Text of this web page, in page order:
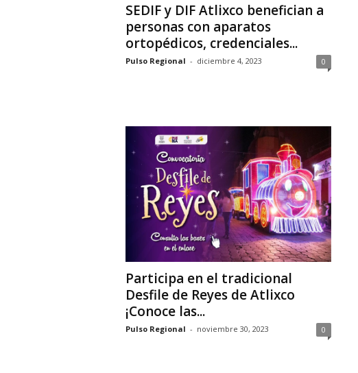
SEDIF y DIF Atlixco benefician a
personas con aparatos
ortopédicos, credenciales...
Pulso Regional - diciembre 4, 2023 0
Participa en el tradicional
Desfile de Reyes de Atlixco
¡Conoce las...
Pulso Regional - noviembre 30, 2023 0